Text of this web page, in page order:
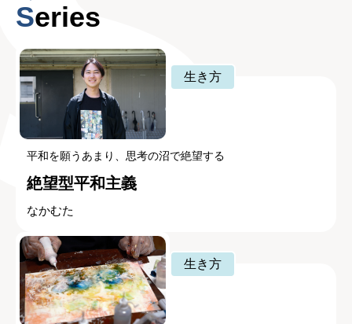
Series
生き方
平和を願うあまり、思考の沼で絶望する
絶望型平和主義
なかむた
生き方